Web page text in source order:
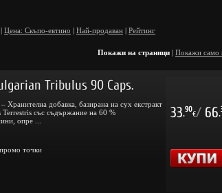
| Цена: Скъпо-евтино | Най-продаван | Рейтинг
Покажи на страници | Покажи само
Tribulus 90 Caps.
добавка, базирана на сух екстракт
със съдържание на 60 %
опре ...
промо точки
33.90
€/ 66.